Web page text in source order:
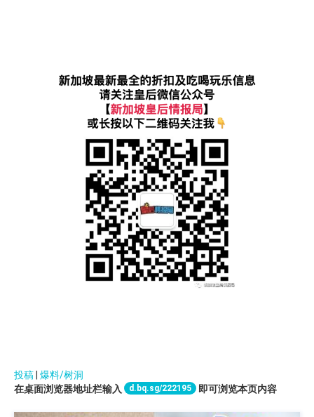
投稿 爆料/树洞
在桌面浏览器地址栏输入
d.bq.sg/222195 即可浏览本页内容